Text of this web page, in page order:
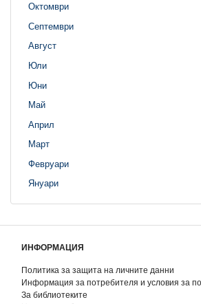
Октомври
Септември
Август
Юли
Юни
Май
Април
Март
Февруари
Януари
ИНФОРМАЦИЯ
Политика за защита на личните данни
Информация за потребителя и условия за
За библиотеките